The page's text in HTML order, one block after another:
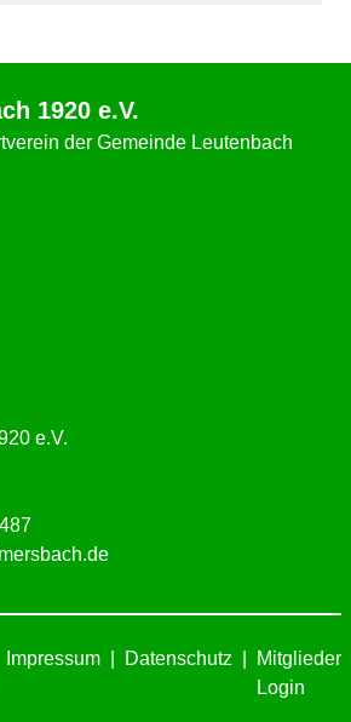
1920 e.V.
der Gemeinde Leutenbach
e.V.
Impressum Datenschutz
Mitglieder
Login